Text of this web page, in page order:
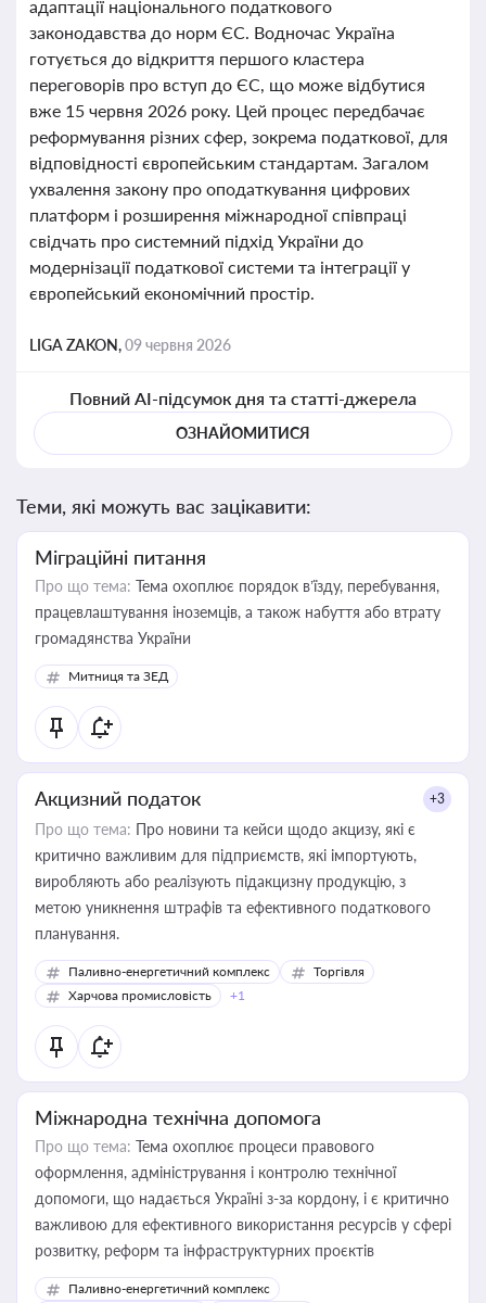
адаптації національного податкового
законодавства до норм ЄС. Водночас Україна
готується до відкриття першого кластера
переговорів про вступ до ЄС, що може відбутися
вже 15 червня 2026 року. Цей процес передбачає
реформування різних сфер, зокрема податкової, для
відповідності європейським стандартам. Загалом
ухвалення закону про оподаткування цифрових
платформ і розширення міжнародної співпраці
свідчать про системний підхід України до
модернізації податкової системи та інтеграції у
європейський економічний простір.
LIGA ZAKON,09 червня 2026
Повний AI-підсумок дня та статті-джерела
ОЗНАЙОМИТИСЯ
Теми, які можуть вас зацікавити:
Міграційні питання
Про що тема: Тема охоплює порядок в’їзду, перебування,
працевлаштування іноземців, а також набуття або втрату
громадянства України
Митниця та ЗЕД
Акцизний податок +3
Про що тема: Про новини та кейси щодо акцизу, які є
критично важливим для підприємств, які імпортують,
виробляють або реалізують підакцизну продукцію, з
метою уникнення штрафів та ефективного податкового
планування.
Паливно-енергетичний комплекс
Торгівля
Харчова промисловість
+1
Міжнародна технічна допомога
Про що тема: Тема охоплює процеси правового
оформлення, адміністрування і контролю технічної
допомоги, що надається Україні з-за кордону, і є критично
важливою для ефективного використання ресурсів у сфері
розвитку, реформ та інфраструктурних проєктів
Паливно-енергетичний комплекс